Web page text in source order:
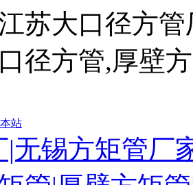
苏大口径方
径方管,厚壁
站